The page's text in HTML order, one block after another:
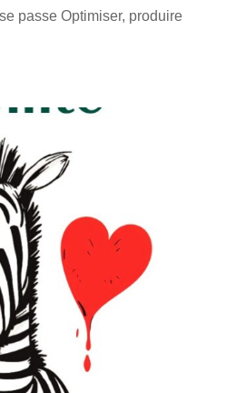
passe Optimiser, produire